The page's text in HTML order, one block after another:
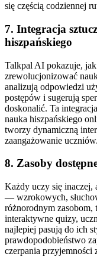
się częścią codziennej
7. Integracja
hiszpańskiego
Talkpal AI pokazuje,
zrewolucjonizować
analizują odpowiedzi
postępów i sugerują
doskonalić. Ta
nauka hiszpańskiego
tworzy dynamiczną
zaangażowanie uczniów.
8. Zasoby
Każdy uczy się inaczej,
— wzrokowych,
różnorodnym
interaktywne quizy,
najlepiej pasują do ich
prawdopodobieństwo
czerpania przyjemności